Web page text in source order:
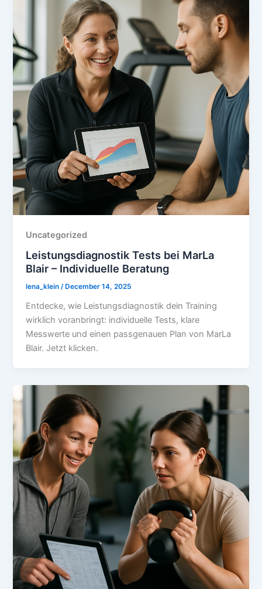
Uncategorized
Leistungsdiagnostik Tests bei MarLa
Blair – Individuelle Beratung
lena_klein/ December 14, 2025
Entdecke, wie Leistungsdiagnostik dein Training
wirklich voranbringt: individuelle Tests, klare
Messwerte und einen passgenauen Plan von MarLa
Blair. Jetzt klicken.